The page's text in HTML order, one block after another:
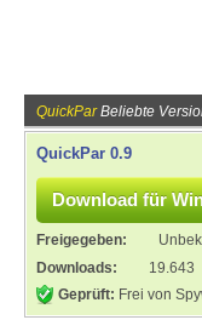
QuickParBeliebte
QuickPar 0.9
Freigegeben:
Downloads:
19.643
Geprüft: Frei von